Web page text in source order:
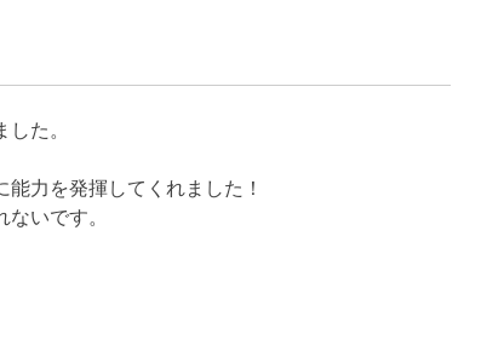
た。
力を発揮してくれました！
いです。